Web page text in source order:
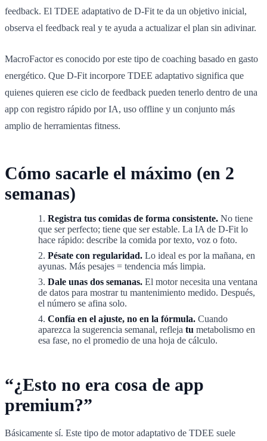
feedback. El TDEE adaptativo de D-Fit te da un objetivo inicial,
observa el feedback real y te ayuda a actualizar el plan sin adivinar.
MacroFactor es conocido por este tipo de coaching basado en gasto
energético. Que D-Fit incorpore TDEE adaptativo significa que
quienes quieren ese ciclo de feedback pueden tenerlo dentro de una
app con registro rápido por IA, uso offline y un conjunto más
amplio de herramientas fitness.
Cómo sacarle el máximo (en 2
semanas)
Registra tus comidas de forma consistente. No tiene
que ser perfecto; tiene que ser estable. La IA de D-Fit lo
hace rápido: describe la comida por texto, voz o foto.
Pésate con regularidad. Lo ideal es por la mañana, en
ayunas. Más pesajes = tendencia más limpia.
Dale unas dos semanas. El motor necesita una ventana
de datos para mostrar tu mantenimiento medido. Después,
el número se afina solo.
Confía en el ajuste, no en la fórmula. Cuando
aparezca la sugerencia semanal, refleja tu metabolismo en
esa fase, no el promedio de una hoja de cálculo.
“¿Esto no era cosa de app
premium?”
Básicamente sí. Este tipo de motor adaptativo de TDEE suele